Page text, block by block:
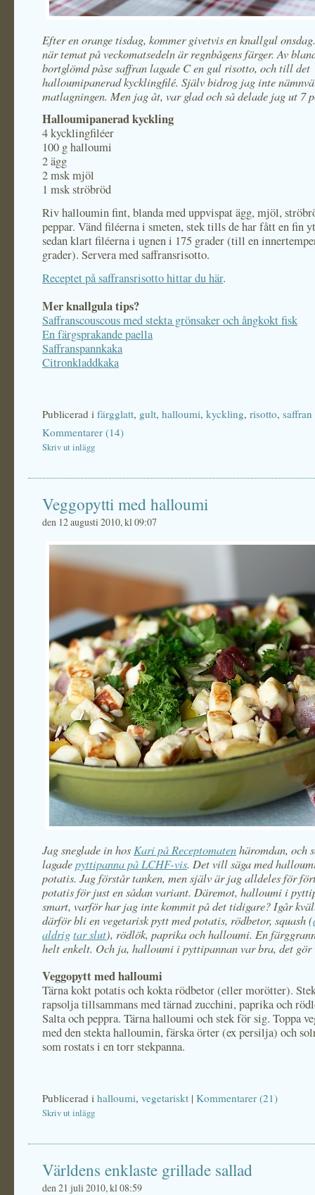
Efter en orange tisdag, kommer givetvis en knallgul
när temat på veckomatsedeln är regnbågens färger. Av
bortglömd påse saffran lagade C en gul risotto, och till det
halloumipanerad kycklingfilé. Själv bidrog jag inte
matlagningen. Men jag åt, var glad och så delade jag ut 7
Halloumipanerad kyckling
4 kycklingfiléer
100 g halloumi
2 ägg
2 msk mjöl
1 msk ströbröd
Riv halloumin fint, blanda med uppvispat ägg, mjöl,
peppar. Vänd filéerna i smeten, stek tills de har fått en fin
sedan klart filéerna i ugnen i 175 grader (till en
grader). Servera med saffransrisotto.
Receptet på saffransrisotto hittar du här.
Mer knallgula tips?
Saffranscouscous med stekta grönsaker och ångkokt fisk
En färgsprakande paella
Saffranspannkaka
Citronkladdkaka
Publicerad i färgglatt, gult, halloumi, kyckling, risotto, saffran
Kommentarer (14)
Skriv ut inlägg
Veggopytti med halloumi
den 12 augusti 2010, kl 09:07
Jag sneglade in hos Kari på Receptomatenhäromdan, och
lagadepyttipanna på LCHF-vis. Det vill säga med
potatis. Jag förstår tanken, men själv är jag alldeles för
potatis för just en sådan variant. Däremot, halloumi i
smart, varför har jag inte kommit på det tidigare? Igår
därför bli en vegetarisk pytt med potatis, rödbetor, squash (
aldrigtar slut), rödlök, paprika och halloumi. En
helt enkelt. Och ja, halloumi i pyttipannan var bra, det gör
Veggopytt med halloumi
Tärna kokt potatis och kokta rödbetor (eller morötter).
rapsolja tillsammans med tärnad zucchini, paprika och
Salta och peppra. Tärna halloumi och stek för sig. Toppa
med den stekta halloumin, färska örter (ex persilja) och
som rostats i en torr stekpanna.
Publicerad i halloumi, vegetariskt | Kommentarer (21)
Skriv ut inlägg
Världens enklaste grillade sallad
den 21 juli 2010, kl 08:59